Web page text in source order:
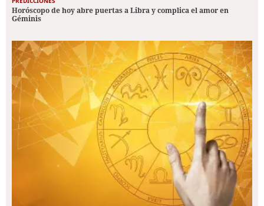
Horóscopo de hoy abre puertas a Libra y complica el amor en
Géminis